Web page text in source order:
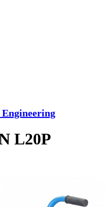
L20P